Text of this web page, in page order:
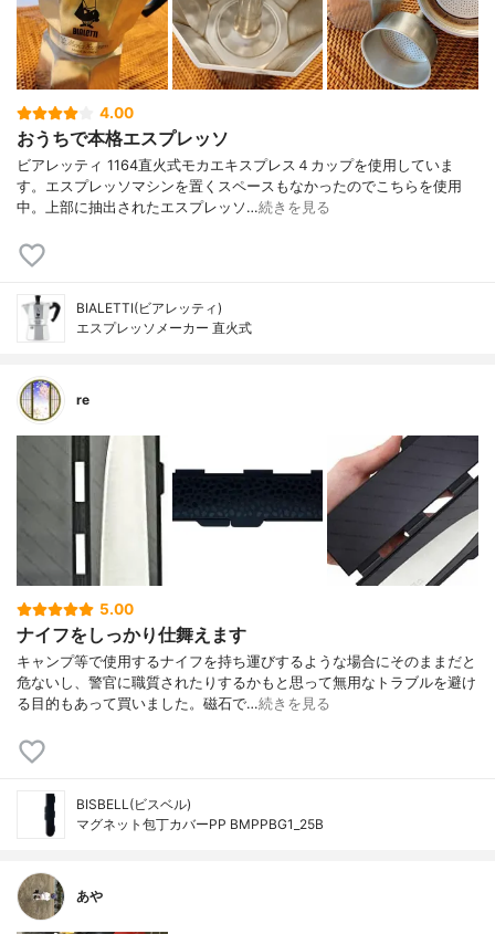
4.00
おうちで本格エスプレッソ
ビアレッティ 1164直火式モカエキスプレス４カップを使用していま
す。エスプレッソマシンを置くスペースもなかったのでこちらを使用
中。上部に抽出されたエスプレッソ…続きを見る
BIALETTI(ビアレッティ)
エスプレッソメーカー 直火式
re
5.00
ナイフをしっかり仕舞えます
キャンプ等で使用するナイフを持ち運びするような場合にそのままだと
危ないし、警官に職質されたりするかもと思って無用なトラブルを避け
る目的もあって買いました。磁石で…続きを見る
BISBELL(ビスベル)
マグネット包丁カバーPP BMPPBG1_25B
あや